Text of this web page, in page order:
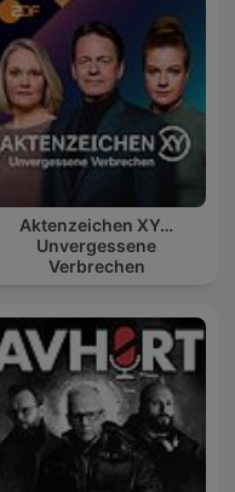
Aktenzeichen XY…
Unvergessene
Verbrechen